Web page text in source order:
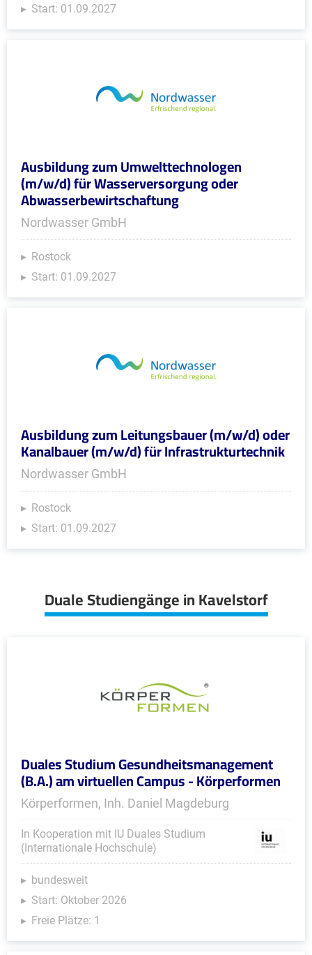
Start: 01.09.2027
Ausbildung zum Umwelttechnologen
(m/w/d) für Wasserversorgung oder
Abwasserbewirtschaftung
Nordwasser GmbH
Rostock
Start: 01.09.2027
Ausbildung zum Leitungsbauer (m/w/d) oder
Kanalbauer (m/w/d) für Infrastrukturtechnik
Nordwasser GmbH
Rostock
Start: 01.09.2027
Duale Studiengänge in Kavelstorf
Duales Studium Gesundheitsmanagement
(B.A.) am virtuellen Campus - Körperformen
Körperformen, Inh. Daniel Magdeburg
In Kooperation mit IU Duales Studium
(Internationale Hochschule)
bundesweit
Start: Oktober 2026
Freie Plätze: 1